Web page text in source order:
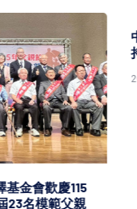
中鋼115年9月盤
持平盤
2026/08/07